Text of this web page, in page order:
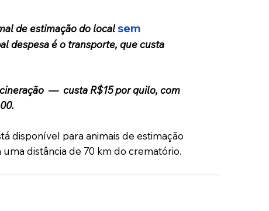
de estimação do localsem
despesa é o transporte, que custa
— custa R$15 por quilo, com
disponível para animais de estimação
distância de 70 km do crematório.